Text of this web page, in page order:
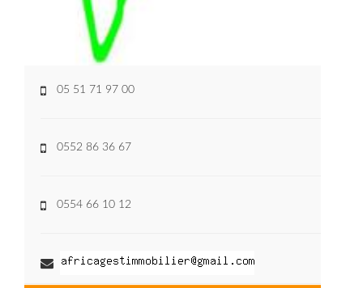
05 51 71 97 00
0552 86 36 67
0554 66 10 12